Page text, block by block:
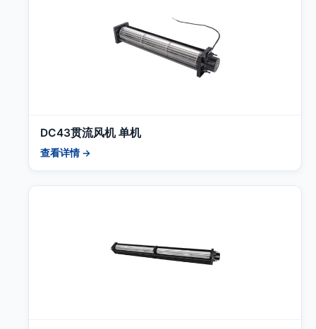
DC43贯流风机 单机
查看详情 →